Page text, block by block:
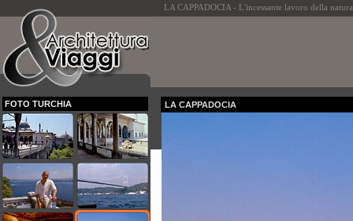
LA CAPPADOCIA - L'incessante lavoro della natura
FOTO TURCHIA LA CAPPADOCIA